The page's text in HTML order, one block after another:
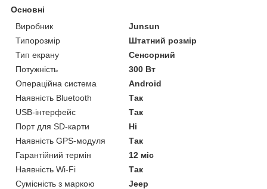
Основні
Виробник
Junsun
Типорозмір
Штатний розмір
Тип екрану
Сенсорний
Потужність
300 Вт
Операційна система
Android
Наявність Bluetooth
Так
USB-інтерфейс
Так
Порт для SD-карти
Ні
Наявність GPS-модуля
Так
Гарантійний термін
12 міс
Наявність Wi-Fi
Так
Сумісність з маркою
Jeep